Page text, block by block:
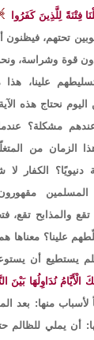
فِتْنَةً لِلَّذِينَ كَفَرُوا
تحتهم،
قوة وشراسة،
علينا،
نحتاج هذه
مشكلة؟
الزمان من
دنيويًا؟ الكفار
مقهورون
والمذابح تقع،
علينا؟
يستطيع أن
الْأَيَّامُ نُدَاوِلُهَا بَيْنَ
لأسباب منها: بعد
أن يملي للظالم